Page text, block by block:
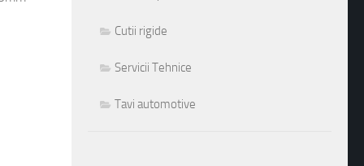
Cutii rigide
Servicii Tehnice
Tavi automotive